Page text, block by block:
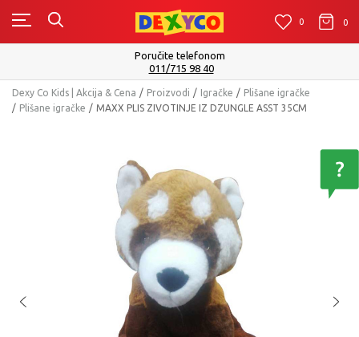
0 0 0
Poručite telefonom
011/715 98 40
Dexy Co Kids | Akcija & Cena Proizvodi Igračke
Plišane igračke
Plišane igračke
MAXX PLIS ZIVOTINJE IZ DZUNGLE ASST 35CM